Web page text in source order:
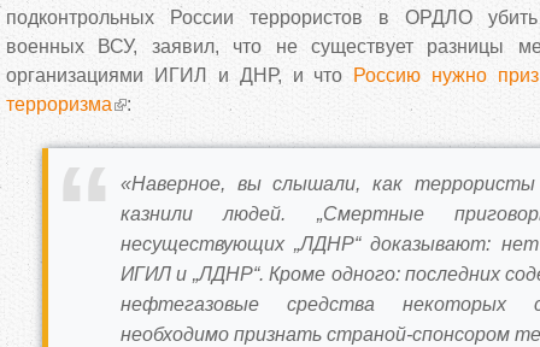
подконтрольных России террористов в ОРДЛО
военных ВСУ, заявил, что не существует разницы
организациями ИГИЛ и ДНР, и что Россию нужно
терроризма
:
«Наверное, вы слышали, как
казнили людей. „Смертные
несуществующих „ЛДНР“ доказывают:
ИГИЛ и „ЛДНР“. Кроме одного: последних
нефтегазовые средства некоторых
необходимо признать страной-спонсором